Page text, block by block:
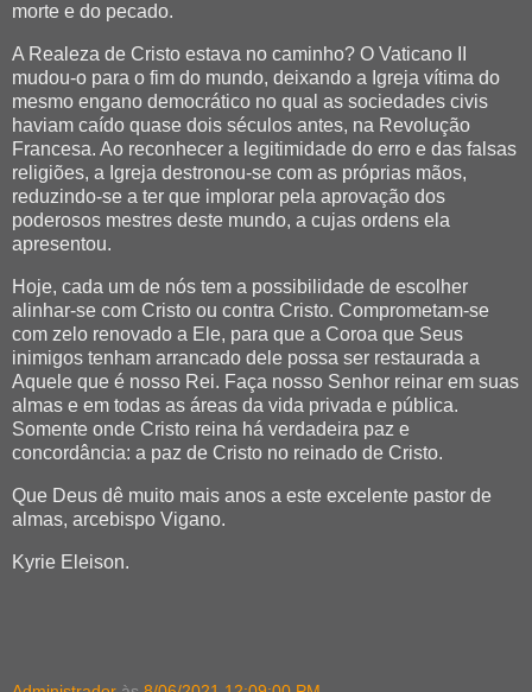
morte e do pecado.
A Realeza de Cristo estava no caminho? O Vaticano II
mudou-o para o fim do mundo, deixando a Igreja vítima do
mesmo engano democrático no qual as sociedades civis
haviam caído quase dois séculos antes, na Revolução
Francesa. Ao reconhecer a legitimidade do erro e das falsas
religiões, a Igreja destronou-se com as próprias mãos,
reduzindo-se a ter que implorar pela aprovação dos
poderosos mestres deste mundo, a cujas ordens ela
apresentou.
Hoje, cada um de nós tem a possibilidade de escolher
alinhar-se com Cristo ou contra Cristo. Comprometam-se
com zelo renovado a Ele, para que a Coroa que Seus
inimigos tenham arrancado dele possa ser restaurada a
Aquele que é nosso Rei. Faça nosso Senhor reinar em suas
almas e em todas as áreas da vida privada e pública.
Somente onde Cristo reina há verdadeira paz e
concordância: a paz de Cristo no reinado de Cristo.
Que Deus dê muito mais anos a este excelente pastor de
almas, arcebispo Vigano.
Kyrie Eleison.